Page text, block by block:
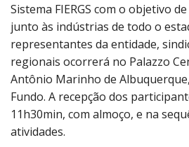
Sistema FIERGS com o objetivo
junto às indústrias de todo o
representantes da entidade,
regionais ocorrerá no Palazzo
Antônio Marinho de
Fundo. A recepção dos
11h30min, com almoço, e na
atividades.